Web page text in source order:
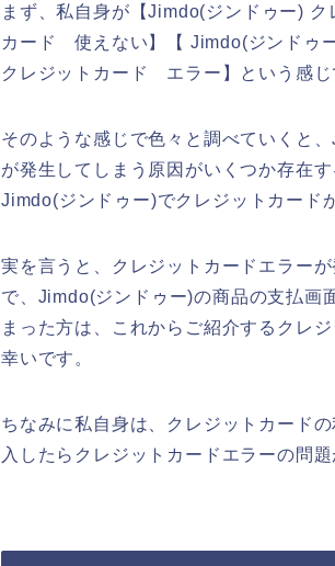
まず、私自身が【Jimdo(ジンドゥー)
カード 使えない】【 Jimdo(ジンドゥ
クレジットカード エラー】という感じ
そのような感じで色々と調べていくと
が発生してしまう原因がいくつか存在
Jimdo(ジンドゥー)でクレジットカード
実を言うと、クレジットカードエラー
で、Jimdo(ジンドゥー)の商品の支払画
まった方は、これからご紹介するクレ
幸いです。
ちなみに私自身は、クレジットカード
入したらクレジットカードエラーの問